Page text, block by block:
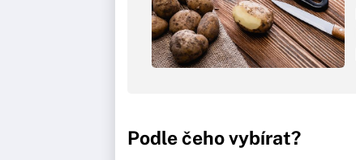
Podle čeho vybírat?